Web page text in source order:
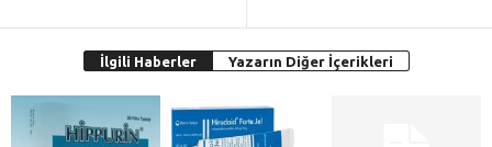
İlgili Haberler Yazarın Diğer İçerikleri